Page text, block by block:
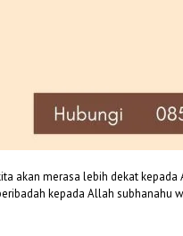
akan merasa lebih dekat kepada
kepada Allah subhanahu